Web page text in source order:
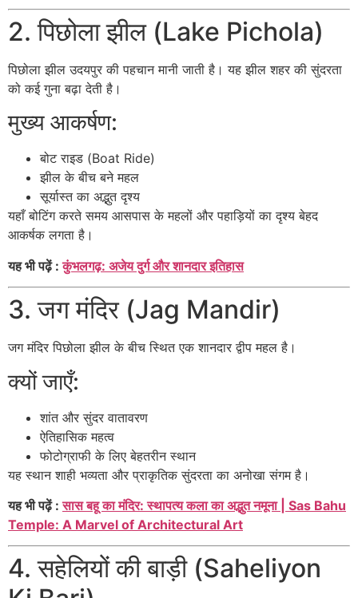
2. पिछोला झील (Lake Pichola)
पिछोला झील उदयपुर की पहचान मानी जाती है। यह झील शहर की सुंदरता
को कई गुना बढ़ा देती है।
मुख्य आकर्षण:
बोट राइड (Boat Ride)
झील के बीच बने महल
सूर्यास्त का अद्भुत दृश्य
यहाँ बोटिंग करते समय आसपास के महलों और पहाड़ियों का दृश्य बेहद
आकर्षक लगता है।
यह भी पढ़ें :कुंभलगढ़: अजेय दुर्ग और शानदार इतिहास
3. जग मंदिर (Jag Mandir)
जग मंदिर पिछोला झील के बीच स्थित एक शानदार द्वीप महल है।
क्यों जाएँ:
शांत और सुंदर वातावरण
ऐतिहासिक महत्व
फोटोग्राफी के लिए बेहतरीन स्थान
यह स्थान शाही भव्यता और प्राकृतिक सुंदरता का अनोखा संगम है।
यह भी पढ़ें :सास बहू का मंदिर: स्थापत्य कला का अद्भुत नमूना | Sas Bahu
Temple: A Marvel of Architectural Art
4. सहेलियों की बाड़ी (Saheliyon